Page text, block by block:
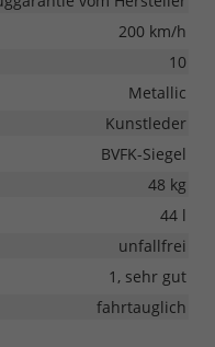
200 km/h
10
Metallic
Kunstleder
BVFK-Siegel
48 kg
44 l
unfallfrei
1, sehr gut
fahrtauglich